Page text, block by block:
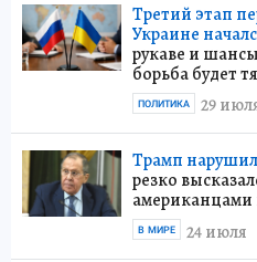
Третий этап
Украине
рукаве и
борьба будет
29
ПОЛИТИКА
Трамп
резко
американцами
24 июля
В МИРЕ